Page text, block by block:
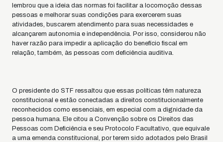
lembrou que a ideia das normas foi facilitar a locomoção dessas
pessoas e melhorar suas condições para exercerem suas
atividades, buscarem atendimento para suas necessidades e
alcançarem autonomia e independência. Por isso, considerou não
haver razão para impedir a aplicação do benefício fiscal em
relação, também, às pessoas com deficiência auditiva.
O presidente do STF ressaltou que essas políticas têm natureza
constitucional e estão conectadas a direitos constitucionalmente
reconhecidos como essenciais, em especial com a dignidade da
pessoa humana. Ele citou a Convenção sobre os Direitos das
Pessoas com Deficiência e seu Protocolo Facultativo, que equivale
a uma emenda constitucional, por terem sido adotados pelo Brasil